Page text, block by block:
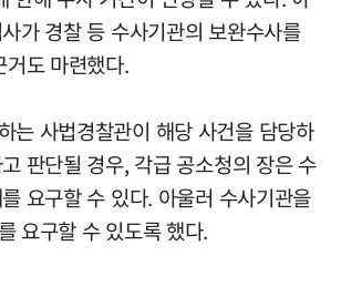
가 경찰 등 수사기관의 보완수사를
도 마련했다.
는 사법경찰관이 해당 사건을 담당하
판단될 경우, 각급 공소청의 장은 수
요구할 수 있다. 아울러 수사기관을
요구할 수 있도록 했다.